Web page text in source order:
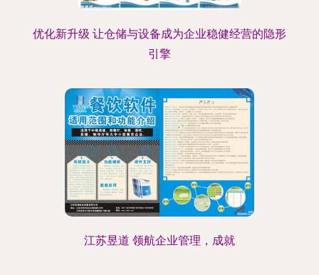
优化新升级 让仓储与设备成为企业稳健经营的隐形
引擎
江苏昱道 领航企业管理，成就